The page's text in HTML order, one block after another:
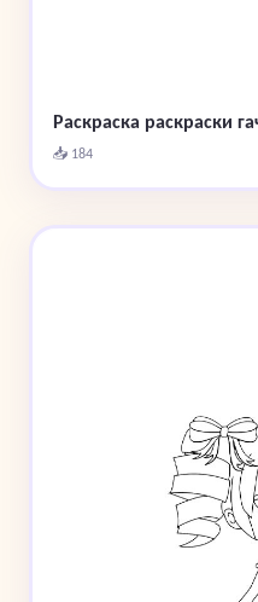
Раскраска раскраски
📥 184